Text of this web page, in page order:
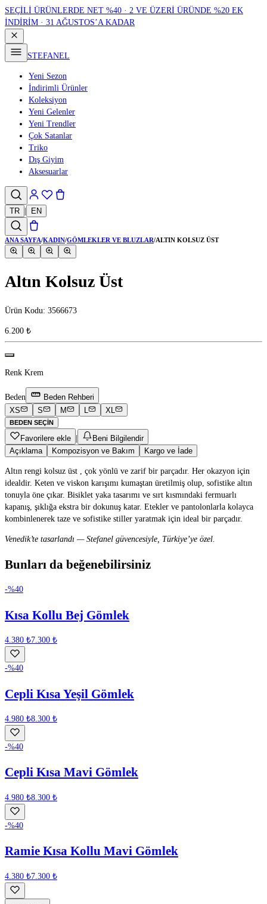
SEÇİLİ ÜRÜNLERDE NET %40 · 2 VE ÜZERİ ÜRÜNDE %20 EK
İNDİRİM · 31 AĞUSTOS’A KADAR
STEFANEL
Yeni Sezon
İndirimli Ürünler
Koleksiyon
Yeni Gelenler
Yeni Trendler
Çok Satanlar
Triko
Dış Giyim
Aksesuarlar
TR EN
ANA SAYFA/KADIN/GÖMLEKLER VE BLUZLAR/ALTIN KOLSUZ ÜST
Altın Kolsuz Üst
Ürün Kodu: 3566673
6.200 ₺
Renk Krem
Beden
Beden Rehberi
XS
S M L XL
BEDEN SEÇIN
Favorilere ekle |
Beni Bilgilendir
Açıklama
Kompozisyon ve Bakım Kargo ve İade
Altın rengi kolsuz üst , çok yönlü ve zarif bir parçadır. Her okazyon için
idealdir. Keten ve viskon karışımı kumaştan üretilmiş olup, sofistike altın
tonuyla öne çıkar. Bisiklet yaka tasarımı ve sırt kısmındaki fermuarlı
kapanış, şıklığa ekstra bir dokunuş katar. Etekler ve pantolonlarla kolayca
kombinlenerek taze ve sofistike stiller yaratmak için ideal bir parçadır.
Venedik’te tasarlandı — Stefanel güvencesiyle, Türkiye’ye özel.
Bunları da beğenebilirsiniz
-%40
Kısa Kollu Bej Gömlek
4.380 ₺7.300 ₺
-%40
Cepli Kısa Yeşil Gömlek
4.980 ₺8.300 ₺
-%40
Cepli Kısa Mavi Gömlek
4.980 ₺8.300 ₺
-%40
Ramie Kısa Kollu Mavi Gömlek
4.380 ₺7.300 ₺